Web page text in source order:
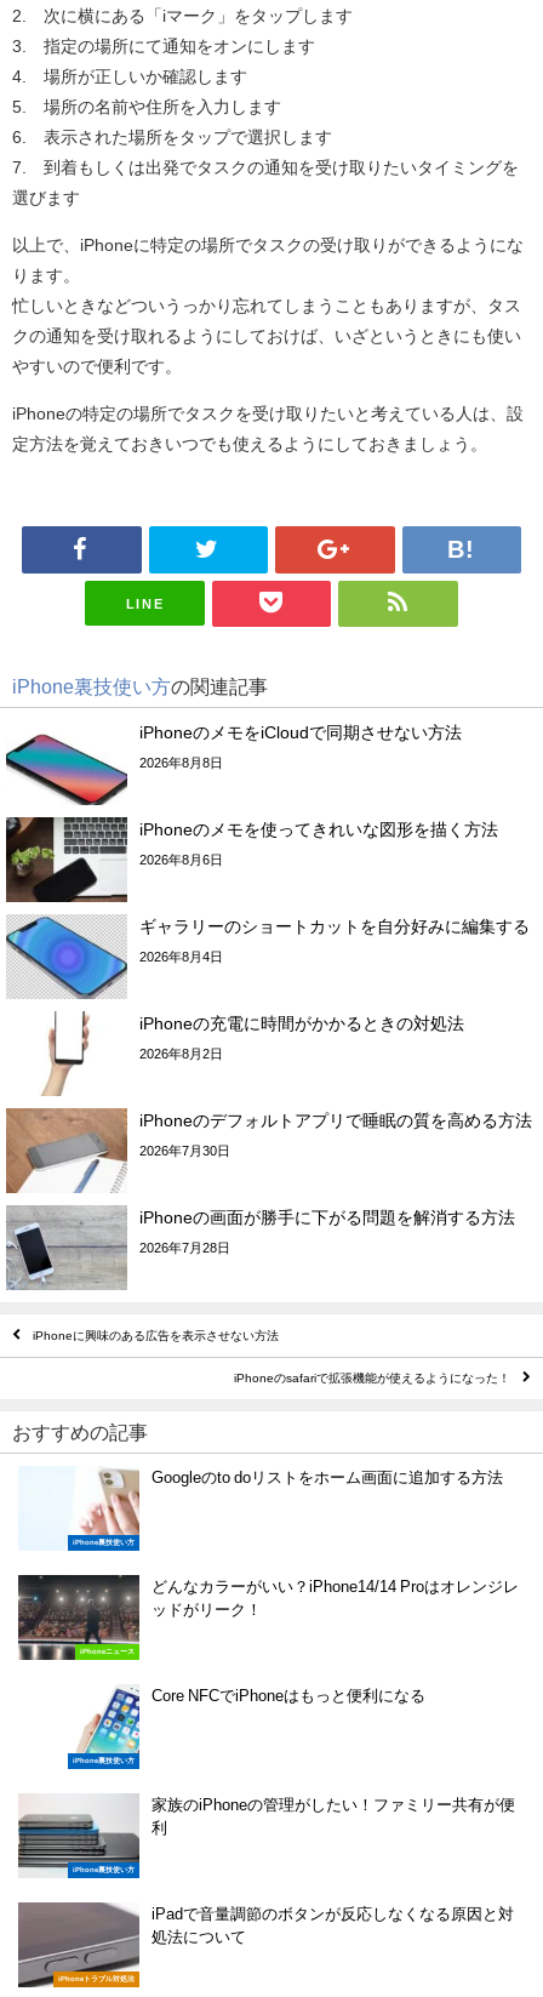
2. 次に横にある「iマーク」をタップします
3. 指定の場所にて通知をオンにします
4. 場所が正しいか確認します
5. 場所の名前や住所を入力します
6. 表示された場所をタップで選択します
7. 到着もしくは出発でタスクの通知を受け取りたいタイミングを
選びます
以上で、iPhoneに特定の場所でタスクの受け取りができるようにな
ります。
忙しいときなどついうっかり忘れてしまうこともありますが、タス
クの通知を受け取れるようにしておけば、いざというときにも使い
やすいので便利です。
iPhoneの特定の場所でタスクを受け取りたいと考えている人は、設
定方法を覚えておきいつでも使えるようにしておきましょう。
LINE
iPhone裏技使い方の関連記事
iPhoneのメモをiCloudで同期させない方法
2026年8月8日
iPhoneのメモを使ってきれいな図形を描く方法
2026年8月6日
ギャラリーのショートカットを自分好みに編集する
2026年8月4日
iPhoneの充電に時間がかかるときの対処法
2026年8月2日
iPhoneのデフォルトアプリで睡眠の質を高める方法
2026年7月30日
iPhoneの画面が勝手に下がる問題を解消する方法
2026年7月28日
iPhoneに興味のある広告を表示させない方法
iPhoneのsafariで拡張機能が使えるようになった！
おすすめの記事
iPhone裏技使い方
Googleのto doリストをホーム画面に追加する方法
iPhoneニュース
どんなカラーがいい？iPhone14/14 Proはオレンジレ
ッドがリーク！
iPhone裏技使い方
Core NFCでiPhoneはもっと便利になる
iPhone裏技使い方
家族のiPhoneの管理がしたい！ファミリー共有が便
利
iPhoneトラブル対処法
iPadで音量調節のボタンが反応しなくなる原因と対
処法について